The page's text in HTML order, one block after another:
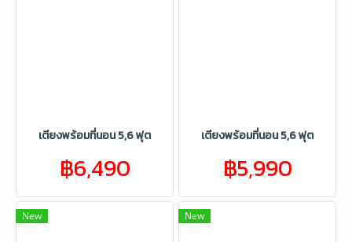
เตียงพร้อมที่นอน 5,6 ฟุต
฿6,490
เตียงพร้อมที่นอน 5,6 ฟุต
฿5,990
New New